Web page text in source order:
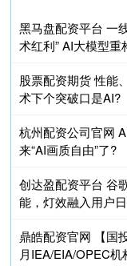
黑马盘配资平台 一
术红利” AI大模型
股票配资期货 性能
术下个突破口是AI?
杭州配资公司官网
来“AI画质自由”了?
创达盈配资平台 谷
能，灯效融入用户
鼎皓配资官网 【国
月IEA/EIA/OPEC